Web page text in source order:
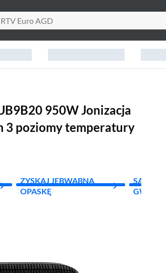
950W Jonizacja
3 poziomy temperatury
ZYSKAJ JEBWABNĄ
OPASKĘ